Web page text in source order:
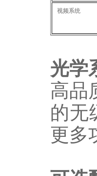
视频系统
光学
高品
的无
更多